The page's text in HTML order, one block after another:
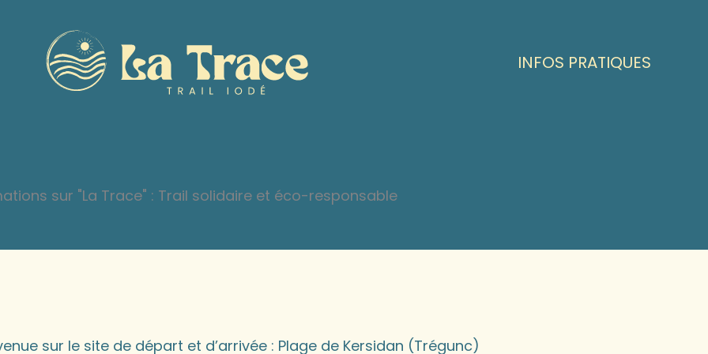
INFOS PRATIQUES
sur "La Trace" : Trail solidaire et éco-responsable
sur le site de départ et d’arrivée : Plage de Kersidan (Trégunc)